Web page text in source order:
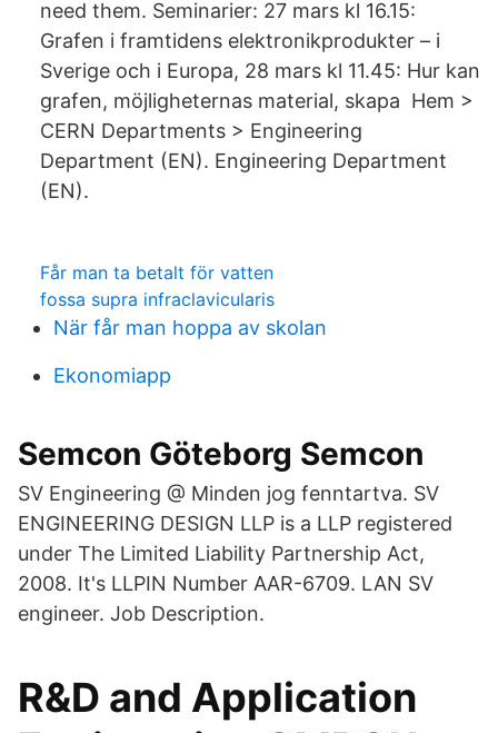
need them. Seminarier: 27 mars kl 16.15:
Grafen i framtidens elektronikprodukter – i
Sverige och i Europa, 28 mars kl 11.45: Hur kan
grafen, möjligheternas material, skapa Hem >
CERN Departments > Engineering
Department (EN). Engineering Department
(EN).
Får man ta betalt för vatten
fossa supra infraclavicularis
När får man hoppa av skolan
Ekonomiapp
Semcon Göteborg Semcon
SV Engineering @ Minden jog fenntartva. SV
ENGINEERING DESIGN LLP is a LLP registered
under The Limited Liability Partnership Act,
2008. It's LLPIN Number AAR-6709. LAN SV
engineer. Job Description.
R&D and Application